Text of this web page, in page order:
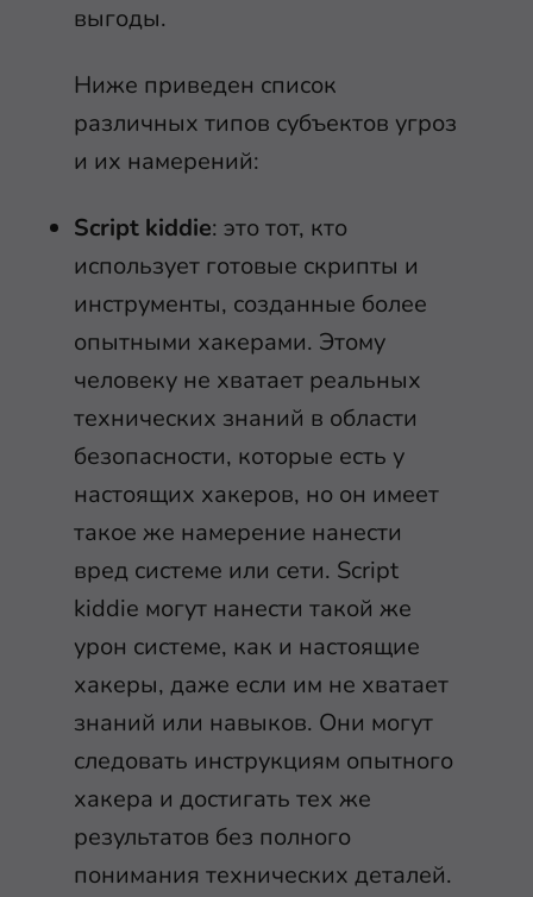
выгоды.
Ниже приведен список
различных типов субъектов угроз
и их намерений:
Script kiddie: это тот, кто
использует готовые скрипты и
инструменты, созданные более
опытными хакерами. Этому
человеку не хватает реальных
технических знаний в области
безопасности, которые есть у
настоящих хакеров, но он имеет
такое же намерение нанести
вред системе или сети. Script
kiddie могут нанести такой же
урон системе, как и настоящие
хакеры, даже если им не хватает
знаний или навыков. Они могут
следовать инструкциям опытного
хакера и достигать тех же
результатов без полного
понимания технических деталей.